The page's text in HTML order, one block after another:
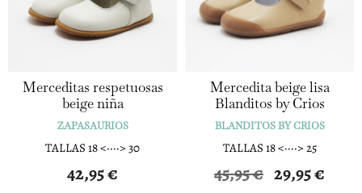
Merceditas respetuosas
beige niña
ZAPASAURIOS
TALLAS 18 <····> 30
42,95€
Mercedita beige lisa
Blanditos by Crios
BLANDITOS BY CRIOS
TALLAS 18 <····> 25
45,95€ 29,95€